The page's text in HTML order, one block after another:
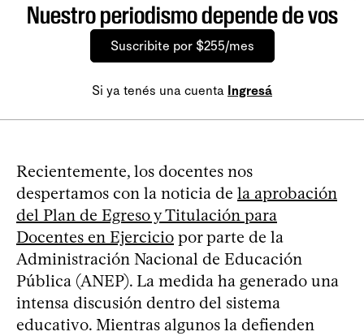
Nuestro periodismo depende de vos
Suscribite por $255/mes
Si ya tenés una cuenta Ingresá
Recientemente, los docentes nos
despertamos con la noticia de la aprobación
del Plan de Egreso y Titulación para
Docentes en Ejercicio por parte de la
Administración Nacional de Educación
Pública (ANEP). La medida ha generado una
intensa discusión dentro del sistema
educativo. Mientras algunos la defienden